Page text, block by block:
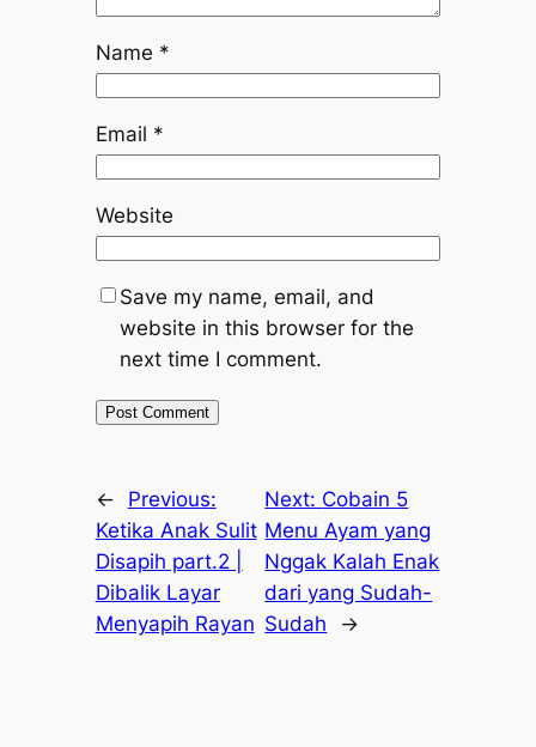
Name *
Email *
Website
Save my name, email, and
website in this browser for the
next time I comment.
←
Previous:
Ketika Anak Sulit
Disapih part.2 |
Dibalik Layar
Menyapih Rayan
Next: Cobain 5
Menu Ayam yang
Nggak Kalah Enak
dari yang Sudah-
Sudah
→